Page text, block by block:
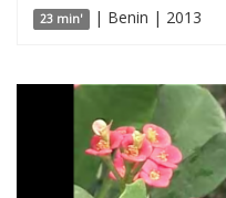
23 min' | Benin | 2013